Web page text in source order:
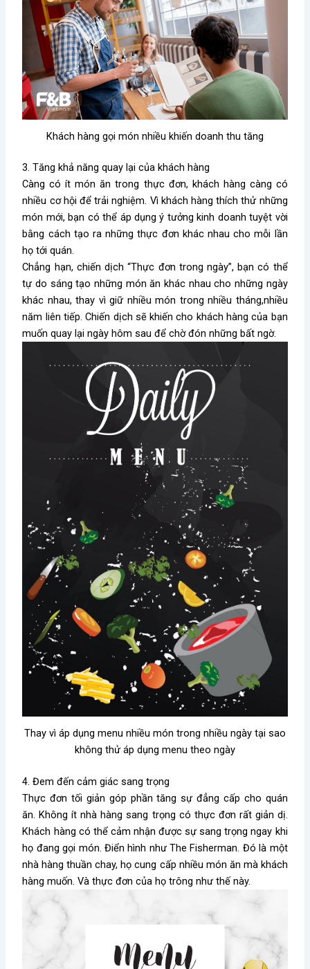
Khách hàng gọi món nhiều khiến doanh thu tăng
3. Tăng khả năng quay lại của khách hàng
Càng có ít món ăn trong thực đơn, khách hàng càng có
nhiều cơ hội để trải nghiệm. Vì khách hàng thích thử những
món mới, bạn có thể áp dụng ý tưởng kinh doanh tuyệt vời
bằng cách tạo ra những thực đơn khác nhau cho mỗi lần
họ tới quán.
Chẳng hạn, chiến dịch “Thực đơn trong ngày”, bạn có thể
tự do sáng tạo những món ăn khác nhau cho những ngày
khác nhau, thay vì giữ nhiều món trong nhiều tháng,nhiều
năm liên tiếp. Chiến dịch sẽ khiến cho khách hàng của bạn
muốn quay lại ngày hôm sau để chờ đón những bất ngờ.
Thay vì áp dụng menu nhiều món trong nhiều ngày tại sao
không thử áp dụng menu theo ngày
4. Đem đến cảm giác sang trọng
Thực đơn tối giản góp phần tăng sự đẳng cấp cho quán
ăn. Không ít nhà hàng sang trọng có thực đơn rất giản dị.
Khách hàng có thể cảm nhận được sự sang trọng ngay khi
họ đang gọi món. Điển hình như The Fisherman. Đó là một
nhà hàng thuần chay, họ cung cấp nhiều món ăn mà khách
hàng muốn. Và thực đơn của họ trông như thế này.